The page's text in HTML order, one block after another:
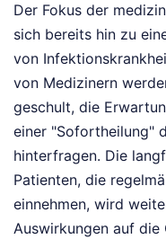
Der Fokus der
sich bereits hin zu
von
von Medizinern
geschult, die
einer "Sofortheilung"
hinterfragen. Die
Patienten, die
einnehmen, wird
Auswirkungen auf die